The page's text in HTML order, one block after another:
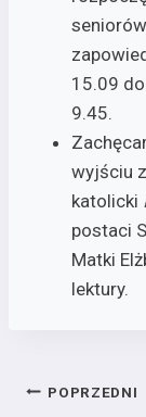
15.09
9.45.
wyjściu
katolicki
postaci
Matki
lektury.
POPRZEDNI